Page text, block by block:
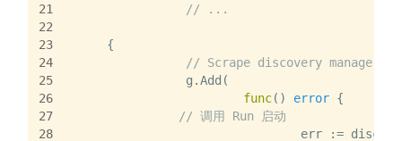
21
22
23
24
25
26
27
28
// ...
     {
// Scrape discovery manager.
		g.Add(
func() error {
// 调用 Run 启动
err :=